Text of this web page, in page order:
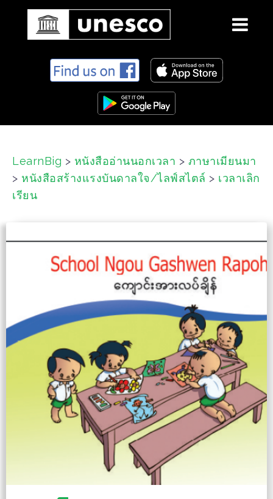
n
LearnBig > หนังสืออ่านนอกเวลา > ภาษาเมียนมา
> หนังสือสร้างแรงบันดาลใจ/ไลฟ์สไตล์ > เวลาเลิก
เรียน